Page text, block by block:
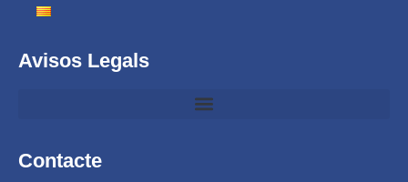
Avisos Legals
Contacte